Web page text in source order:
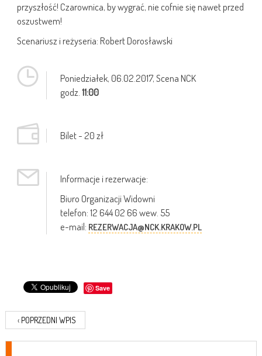
przyszłość! Czarownica, by wygrać, nie cofnie się nawet przed
oszustwem!
Scenariusz i reżyseria: Robert Dorosławski
Poniedziałek,06.02.2017, Scena NCK
godz.11:00
Bilet - 20 zł
Informacje i rezerwacje:
Biuro Organizacji Widowni
telefon: 12 644 02 66 wew. 55
e-mail: REZERWACJA@NCK.KRAKOW.PL
Save
‹ POPRZEDNI WPIS